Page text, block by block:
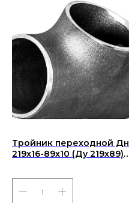
Тройник переходной Дн
219x16-89x10 (Ду 219x89)